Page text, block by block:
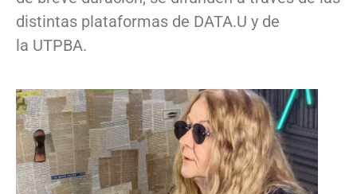
distintas plataformas de DATA.U y de
la UTPBA.